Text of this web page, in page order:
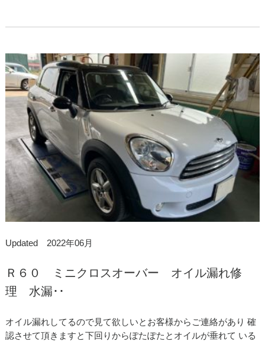
Updated 2022年06月
Ｒ６０ ミニクロスオーバー オイル漏れ修
理 水漏･･
オイル漏れしてるので見て欲しいとお客様からご連絡があり 確
認させて頂きますと下回りからぽたぽたとオイルが垂れて いる